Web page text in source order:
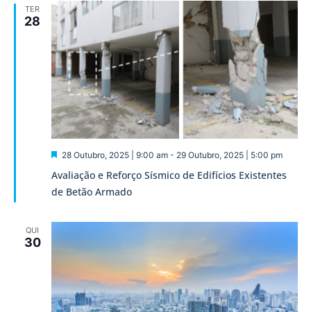
TER
28
Avaliação e Reforço Sísmico de Edifícios Existentes
de Betão Armado
Destaque
28 Outubro, 2025 | 9:00 am- 29 Outubro, 2025 | 5:00 pm
QUI
30